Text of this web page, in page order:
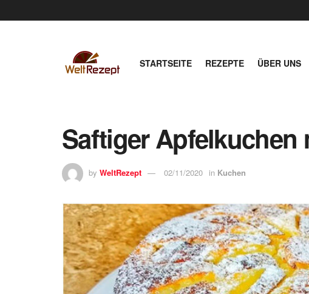
STARTSEITE REZEPTE ÜBER UNS
Saftiger Apfelkuchen
by WeltRezept 02/11/2020 in Kuchen